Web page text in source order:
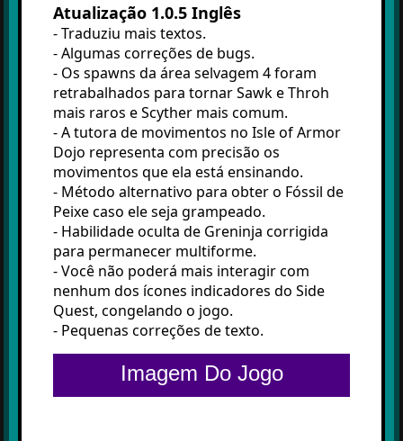
Atualização 1.0.5 Inglês
-Traduziu mais textos.
- Algumas correções de bugs.
- Os spawns da área selvagem 4 foram
retrabalhados para tornar Sawk e Throh
mais raros e Scyther mais comum.
- A tutora de movimentos no Isle of Armor
Dojo representa com precisão os
movimentos que ela está ensinando.
- Método alternativo para obter o Fóssil de
Peixe caso ele seja grampeado.
- Habilidade oculta de Greninja corrigida
para permanecer multiforme.
- Você não poderá mais interagir com
nenhum dos ícones indicadores do Side
Quest, congelando o jogo.
- Pequenas correções de texto.
Imagem Do Jogo